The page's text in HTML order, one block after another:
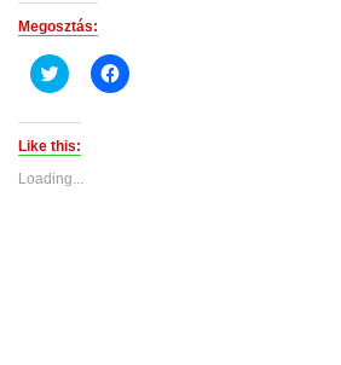
Megosztás:
Click
to
on
(Opens
new
Click
to
Like this:
Loading...